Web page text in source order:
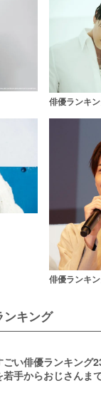
俳優ランキン
俳優ランキン
ンキング
ごい俳優ランキング
手からおじさんま